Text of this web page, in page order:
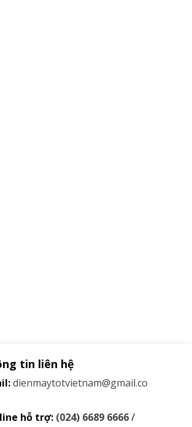
tin liên hệ
dienmaytotvietnam@gmail.co
hỗ trợ: (024) 6689 6666 /